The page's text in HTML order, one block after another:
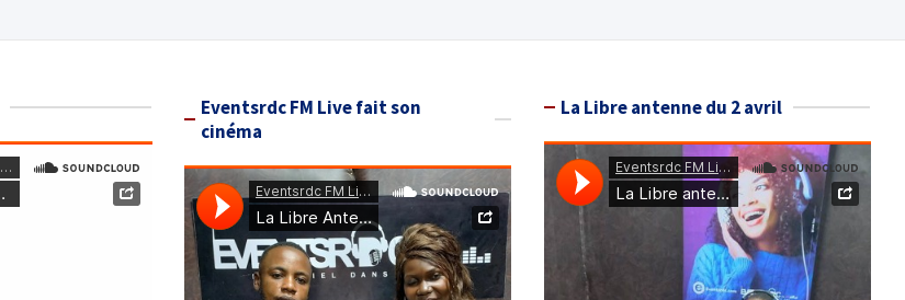
Eventsrdc FM Live fait son
cinéma
La Libre antenne du 2 avril